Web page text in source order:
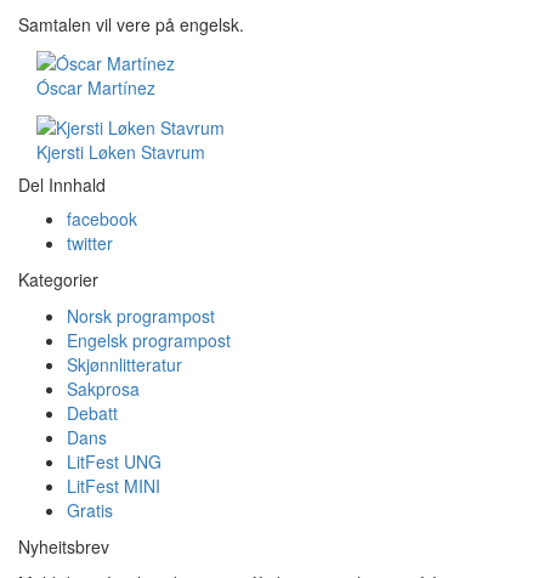
Samtalen vil vere på engelsk.
Óscar Martínez
Kjersti Løken Stavrum
Del Innhald
facebook
twitter
Kategorier
Norsk programpost
Engelsk programpost
Skjønnlitteratur
Sakprosa
Debatt
Dans
LitFest UNG
LitFest MINI
Gratis
Nyheitsbrev